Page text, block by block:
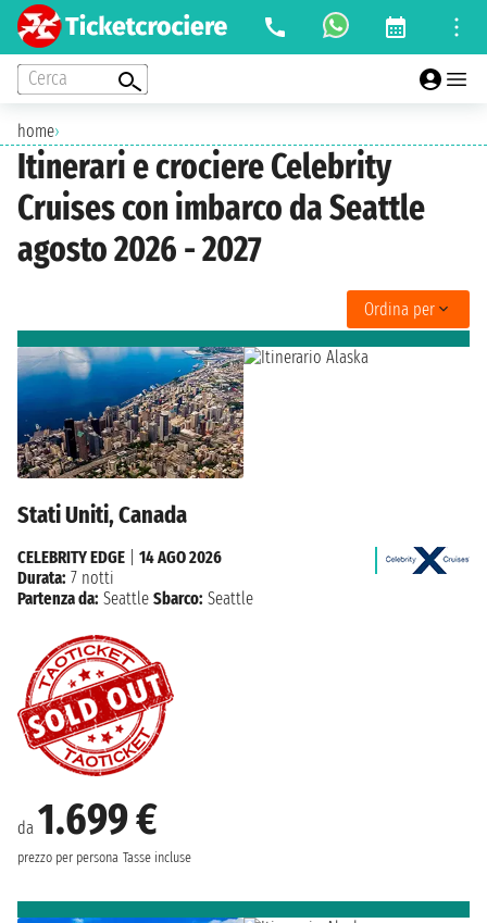
Cerca
home›
Itinerari e crociere Celebrity
Cruises con imbarco da Seattle
agosto 2026 - 2027
Ordina per
Stati Uniti, Canada
da 1.699 €
prezzo per persona Tasse incluse
CELEBRITY EDGE
14 AGO 2026
Durata: 7 notti
Partenza da: Seattle Sbarco: Seattle